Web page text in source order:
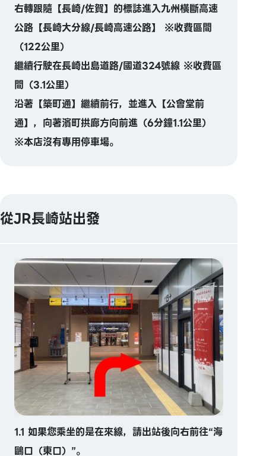
右轉跟隨【長崎/佐賀】的標誌進入九州橫斷高速
公路【長崎大分線/長崎高速公路】 ※收費區間
（122公里）
繼續行駛在長崎出島道路/國道324號線 ※收費區
間（3.1公里）
沿著【築町通】繼續前行，並進入【公會堂前
通】，向著濱町拱廊方向前進（6分鐘1.1公里）
※本店沒有專用停車場。
從JR長崎站出發
1.1 如果您乘坐的是在來線，請出站後向右前往“海
鷗口（東口）”。